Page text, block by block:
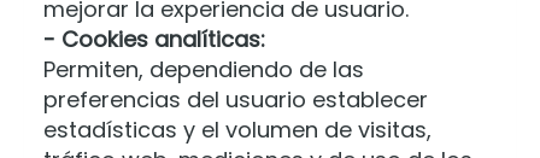
mejorar la experiencia de usuario.
- Cookies analíticas:
Permiten, dependiendo de las
preferencias del usuario establecer
estadísticas y el volumen de visitas,